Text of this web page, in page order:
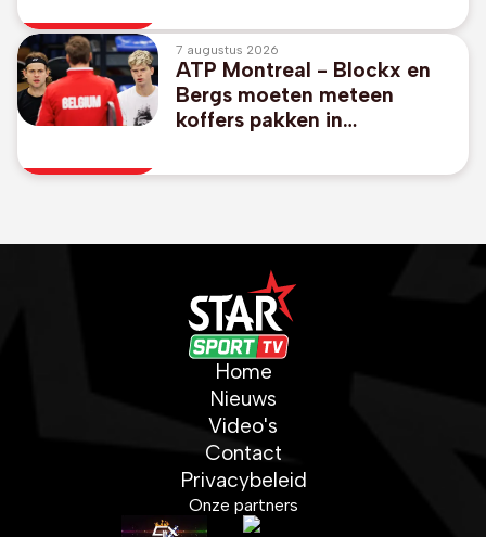
7 augustus 2026
ATP Montreal - Blockx en
Bergs moeten meteen
koffers pakken in
Home
Nieuws
Video's
Contact
Privacybeleid
Onze partners